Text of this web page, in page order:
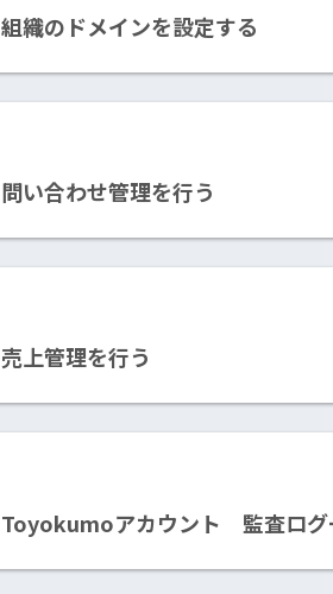
組織のドメインを設定する
問い合わせ管理を行う
売上管理を行う
Toyokumoアカウント 監査ログ